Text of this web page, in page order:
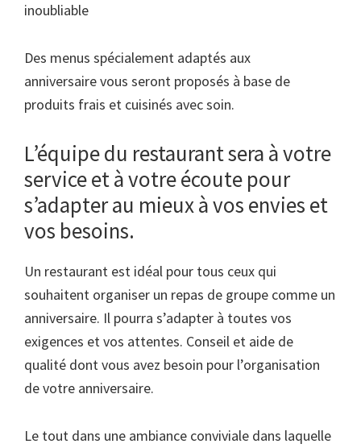
inoubliable
Des menus spécialement adaptés aux
anniversaire vous seront proposés à base de
produits frais et cuisinés avec soin.
L’équipe du restaurant sera à votre
service et à votre écoute pour
s’adapter au mieux à vos envies et
vos besoins.
Un restaurant est idéal pour tous ceux qui
souhaitent organiser un repas de groupe comme un
anniversaire. Il pourra s’adapter à toutes vos
exigences et vos attentes. Conseil et aide de
qualité dont vous avez besoin pour l’organisation
de votre anniversaire.
Le tout dans une ambiance conviviale dans laquelle